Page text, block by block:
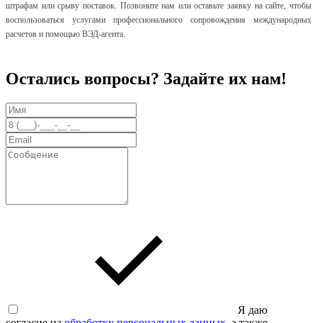
штрафам или срыву поставок. Позвоните нам или оставьте заявку на сайте, чтобы
воспользоваться услугами профессионального сопровождения международных
расчетов и помощью ВЭД-агента.
Остались вопросы? Задайте их нам!
Я даю